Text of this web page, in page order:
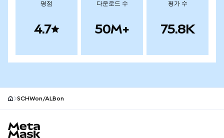
평점
4.7
다운로드 수
50M+
평가 수
75.8K
SCHWon/ALBon